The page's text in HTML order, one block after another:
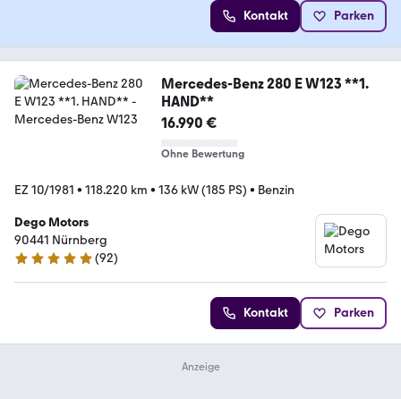
Kontakt Parken
Mercedes-Benz 280 E W123 **1.
HAND**
16.990 €
Ohne Bewertung
EZ 10/1981 • 118.220 km • 136 kW (185 PS) • Benzin
Dego Motors
90441 Nürnberg
4.9 Sterne
(92)
Kontakt Parken